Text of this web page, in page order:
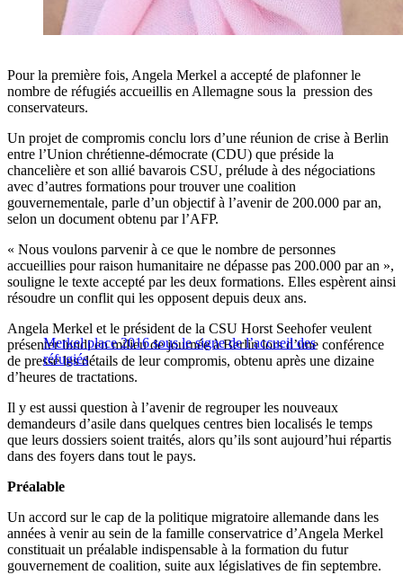
Pour la première fois, Angela Merkel a accepté de plafonner le
nombre de réfugiés accueillis en Allemagne sous la pression des
conservateurs.
Un projet de compromis conclu lors d’une réunion de crise à Berlin
entre l’Union chrétienne-démocrate (CDU) que préside la
chancelière et son allié bavarois CSU, prélude à des négociations
avec d’autres formations pour trouver une coalition
gouvernementale, parle d’un objectif à l’avenir de 200.000 par an,
selon un document obtenu par l’AFP.
« Nous voulons parvenir à ce que le nombre de personnes
accueillies pour raison humanitaire ne dépasse pas 200.000 par an »,
souligne le texte accepté par les deux formations. Elles espèrent ainsi
résoudre un conflit qui les opposent depuis deux ans.
Merkel place 2016 sous le signe de l’accueil des
réfugiés
Angela Merkel et le président de la CSU Horst Seehofer veulent
présenter lundi en milieu de journée à Berlin lors d’une conférence
de presse les détails de leur compromis, obtenu après une dizaine
d’heures de tractations.
Il y est aussi question à l’avenir de regrouper les nouveaux
demandeurs d’asile dans quelques centres bien localisés le temps
que leurs dossiers soient traités, alors qu’ils sont aujourd’hui répartis
dans des foyers dans tout le pays.
Préalable
Un accord sur le cap de la politique migratoire allemande dans les
années à venir au sein de la famille conservatrice d’Angela Merkel
constituait un préalable indispensable à la formation du futur
gouvernement de coalition, suite aux législatives de fin septembre.